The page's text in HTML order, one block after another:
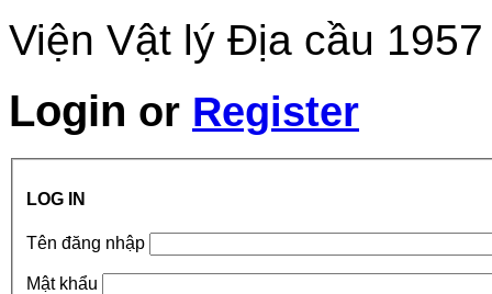
Viện Vật lý Địa cầu
Login or Register
LOG IN
Tên đăng nhập
Mật khẩu